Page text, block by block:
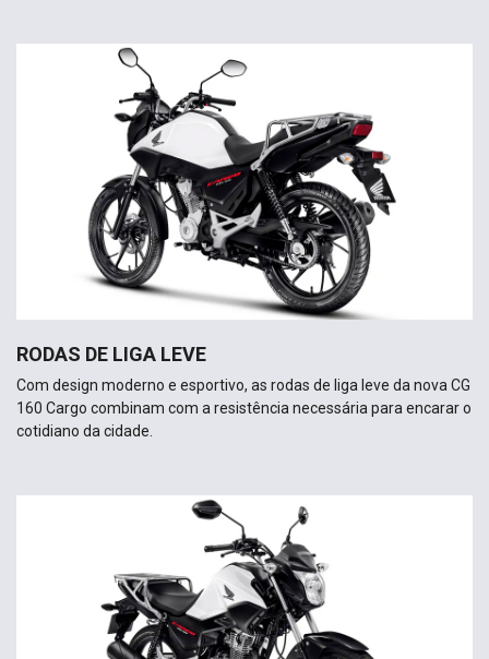
RODAS DE LIGA LEVE
Com design moderno e esportivo, as rodas de liga leve da nova CG
160 Cargo combinam com a resistência necessária para encarar o
cotidiano da cidade.